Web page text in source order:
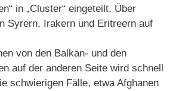
in „Cluster“ eingeteilt. Über
Syrern, Irakern und Eritreern auf
von den Balkan- und den
auf der anderen Seite wird schnell
schwierigen Fälle, etwa Afghanen